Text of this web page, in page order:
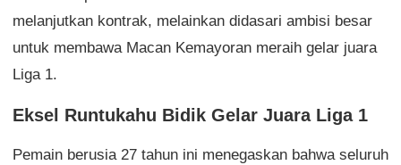
melanjutkan kontrak, melainkan didasari ambisi besar
untuk membawa Macan Kemayoran meraih gelar juara
Liga 1.
Eksel Runtukahu Bidik Gelar Juara Liga 1
Pemain berusia 27 tahun ini menegaskan bahwa seluruh